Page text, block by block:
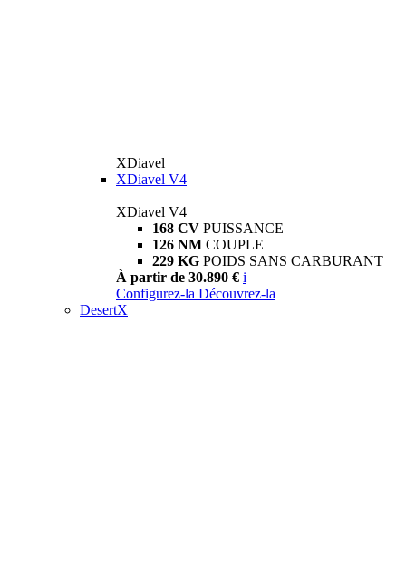
XDiavel
XDiavel V4
XDiavel V4
168 CV PUISSANCE
126 NM COUPLE
229 KG POIDS SANS CARBURANT
À partir de 30.890 € i
Configurez-la Découvrez-la
DesertX